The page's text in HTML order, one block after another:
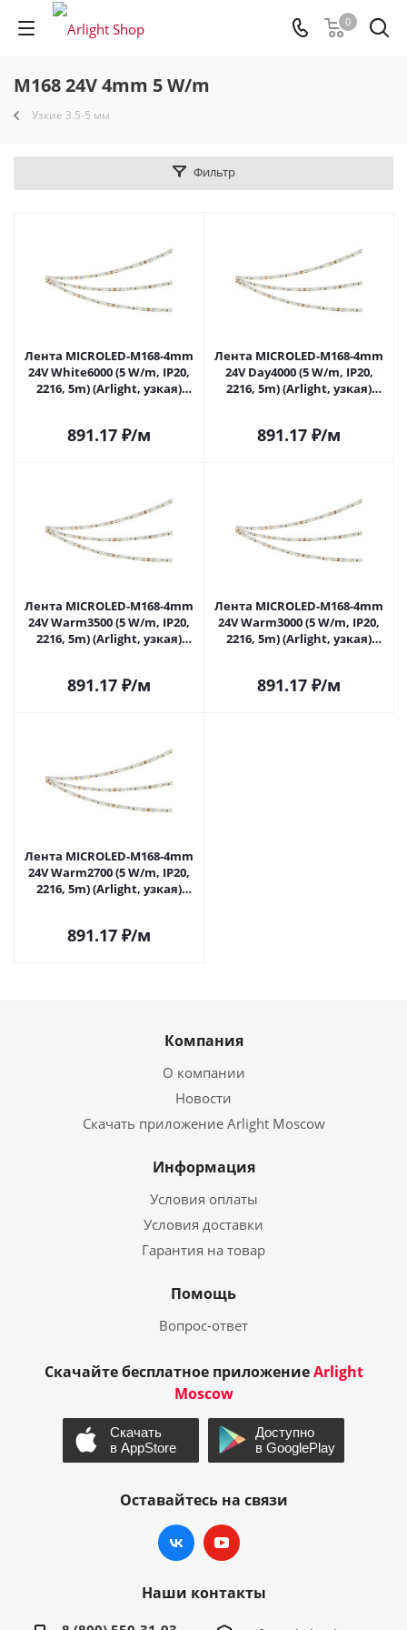
0
M168 24V 4mm 5 W/m
Узкие 3.5-5 мм
Фильтр
Лента MICROLED-M168-4mm
24V White6000 (5 W/m, IP20,
2216, 5m) (Arlight, узкая)
891.17 ₽/м
Лента MICROLED-M168-4mm
24V Day4000 (5 W/m, IP20,
2216, 5m) (Arlight, узкая)
891.17 ₽/м
Лента MICROLED-M168-4mm
24V Warm3500 (5 W/m, IP20,
2216, 5m) (Arlight, узкая)
891.17 ₽/м
Лента MICROLED-M168-4mm
24V Warm3000 (5 W/m, IP20,
2216, 5m) (Arlight, узкая)
891.17 ₽/м
Лента MICROLED-M168-4mm
24V Warm2700 (5 W/m, IP20,
2216, 5m) (Arlight, узкая)
891.17 ₽/м
Компания
О компании
Новости
Скачать приложение Arlight Moscow
Информация
Условия оплаты
Условия доставки
Гарантия на товар
Помощь
Вопрос-ответ
Скачайте бесплатное приложениеArlight
Moscow
Оставайтесь на связи
Наши контакты